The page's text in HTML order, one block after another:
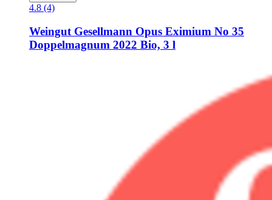
4.8 (4)
Weingut Gesellmann Opus Eximium No 35
Doppelmagnum 2022 Bio, 3 l